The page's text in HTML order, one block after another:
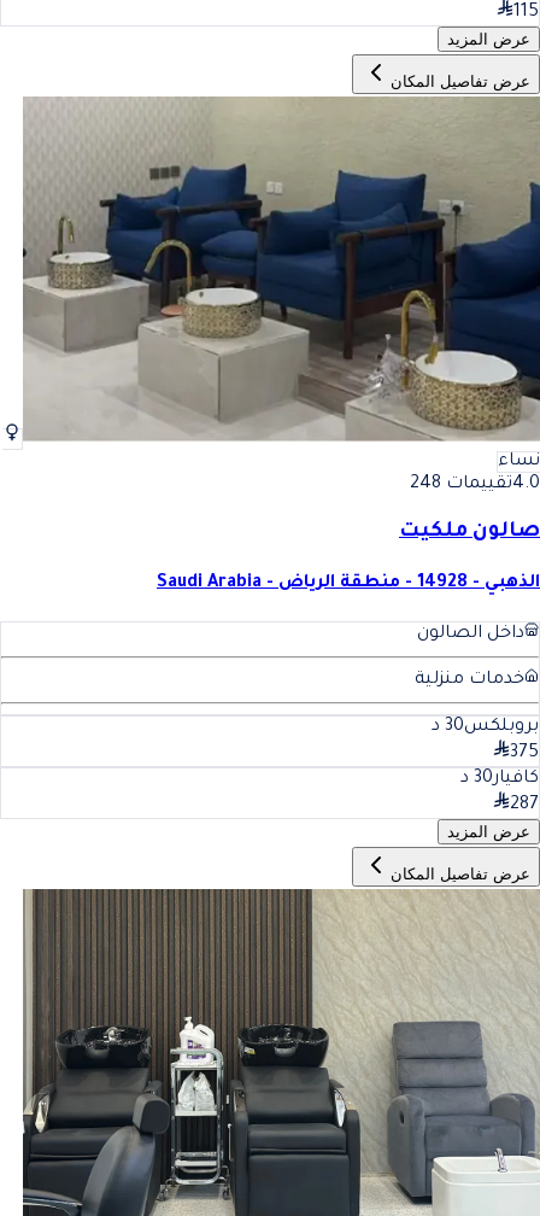
115
عرض المزيد
عرض تفاصيل المكان
نساء
4.0تقييمات 248
صالون ملكيت
الذهبي - 14928 - منطقة الرياض - Saudi Arabia
داخل الصالون
خدمات منزلية
بروبلكس30 د
375
كافيار30 د
287
عرض المزيد
عرض تفاصيل المكان